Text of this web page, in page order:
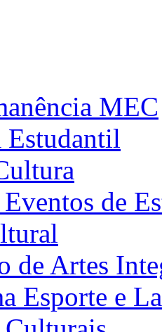
MEC
Estudantil
de
de Artes
Esporte e